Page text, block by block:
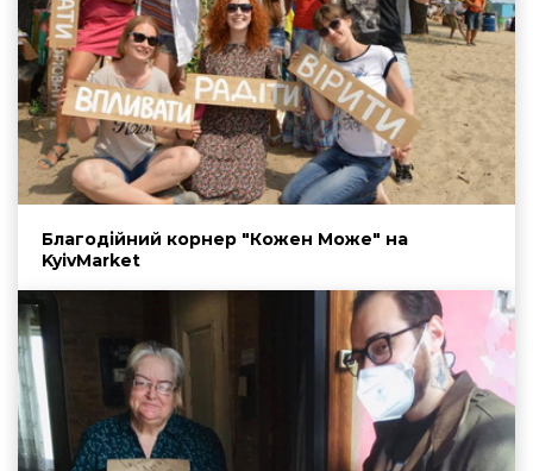
Благодійний корнер "Кожен Може" на
KyivMarket